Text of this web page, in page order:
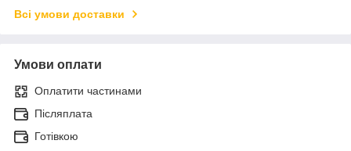
Всі умови доставки
Умови оплати
Оплатити частинами
Післяплата
Готівкою